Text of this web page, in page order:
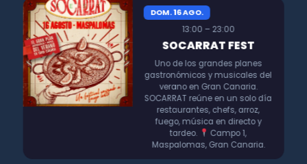
DOM. 16 AGO.
13:00 – 23:00
SOCARRAT FEST
Uno de los grandes planes
gastronómicos y musicales del
verano en Gran Canaria.
SOCARRAT reúne en un solo día
restaurantes, chefs, arroz,
fuego, música en directo y
tardeo.
Campo 1,
Maspalomas, Gran Canaria.